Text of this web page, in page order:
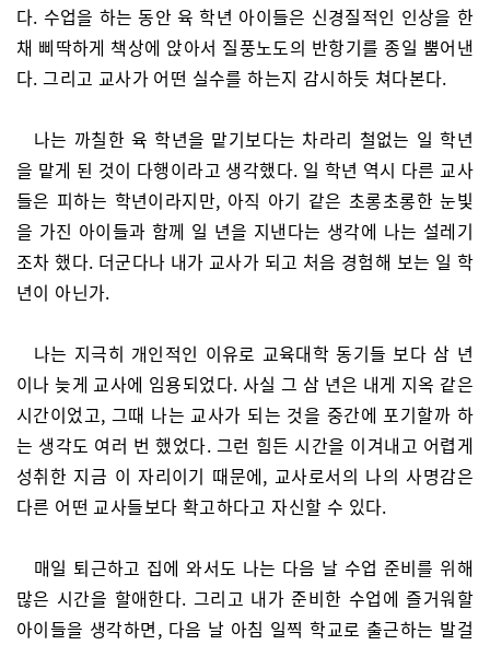
다. 수업을 하는 동안 육 학년 아이들은 신경질적인 인상을 한
채 삐딱하게 책상에 앉아서 질풍노도의 반항기를 종일 뿜어낸
다. 그리고 교사가 어떤 실수를 하는지 감시하듯 쳐다본다.
나는 까칠한 육 학년을 맡기보다는 차라리 철없는 일 학년
을 맡게 된 것이 다행이라고 생각했다. 일 학년 역시 다른 교사
들은 피하는 학년이라지만, 아직 아기 같은 초롱초롱한 눈빛
을 가진 아이들과 함께 일 년을 지낸다는 생각에 나는 설레기
조차 했다. 더군다나 내가 교사가 되고 처음 경험해 보는 일 학
년이 아닌가.
나는 지극히 개인적인 이유로 교육대학 동기들 보다 삼 년
이나 늦게 교사에 임용되었다. 사실 그 삼 년은 내게 지옥 같은
시간이었고, 그때 나는 교사가 되는 것을 중간에 포기할까 하
는 생각도 여러 번 했었다. 그런 힘든 시간을 이겨내고 어렵게
성취한 지금 이 자리이기 때문에, 교사로서의 나의 사명감은
다른 어떤 교사들보다 확고하다고 자신할 수 있다.
매일 퇴근하고 집에 와서도 나는 다음 날 수업 준비를 위해
많은 시간을 할애한다. 그리고 내가 준비한 수업에 즐거워할
아이들을 생각하면, 다음 날 아침 일찍 학교로 출근하는 발걸